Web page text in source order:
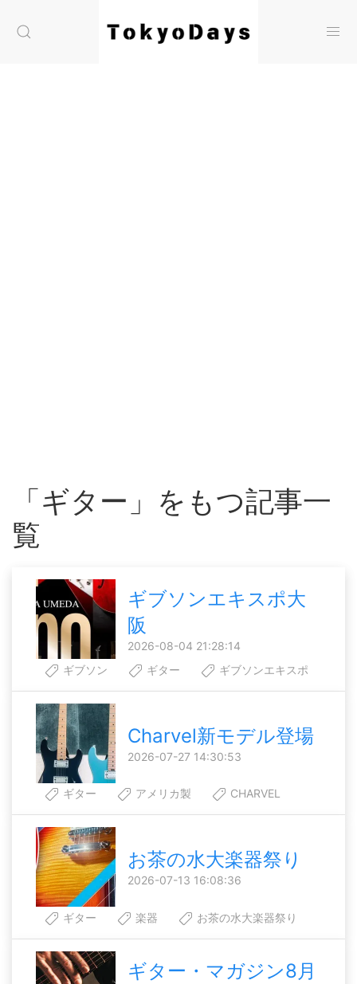
「ギター」をもつ記事一
覧
ギブソンエキスポ大
阪
2026-08-04 21:28:14
ギブソン
ギター ギブソンエキスポ
Charvel新モデル登場
2026-07-27 14:30:53
ギター アメリカ製 CHARVEL
お茶の水大楽器祭り
2026-07-13 16:08:36
ギター 楽器 お茶の水大楽器祭り
ギター・マガジン8月